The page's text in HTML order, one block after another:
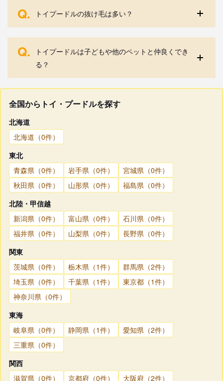
Q. トイプードルの抜け毛は多い？
Q.
トイプードルは子どもや他のペットと仲良くでき
る？
全国からトイ・プードルを探す
北海道
北海道（0件）
東北
青森県（0件）
岩手県（0件）
宮城県（0件）
秋田県（0件）
山形県（0件）
福島県（0件）
北陸・甲信越
新潟県（0件）
富山県（0件）
石川県（0件）
福井県（0件）
山梨県（0件）
長野県（0件）
関東
茨城県（0件）
栃木県（1件）
群馬県（2件）
埼玉県（0件）
千葉県（1件）
東京都（1件）
神奈川県（0件）
東海
岐阜県（0件）
静岡県（1件）
愛知県（2件）
三重県（0件）
関西
滋賀県（0件）
京都府（0件） 大阪府（2件）